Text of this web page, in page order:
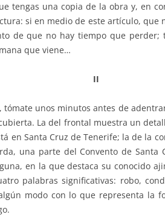
tengas una copia de la obra y, en
si en medio de este artículo, que
de que no hay tiempo que perder;
que viene…
II
tómate unos minutos antes de
La del frontal muestra un
en Santa Cruz de Tenerife; la de la
una parte del Convento de Santa
en la que destaca su conocido
palabras significativas: robo,
modo con lo que representa la